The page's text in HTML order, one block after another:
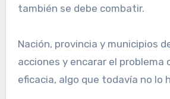
también se debe combatir.
Nación, provincia y municipios
acciones y encarar el problema
eficacia, algo que todavía no lo